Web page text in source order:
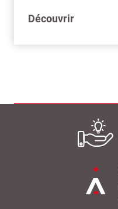
Découvrir